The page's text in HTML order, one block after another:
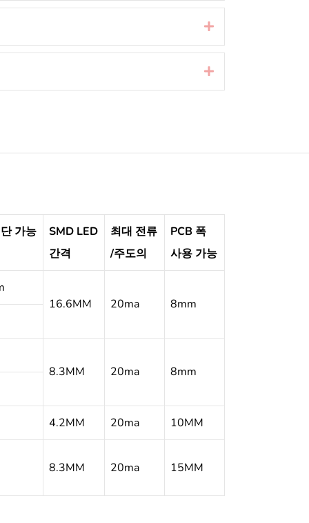
확장하다
확장하다
가능
SMD LED
간격
최대 전류
/주도의
PCB 폭
사용 가능
16.6MM
20ma
8mm
8.3MM
20ma
8mm
4.2MM 20ma 10MM
8.3MM 20ma 15MM